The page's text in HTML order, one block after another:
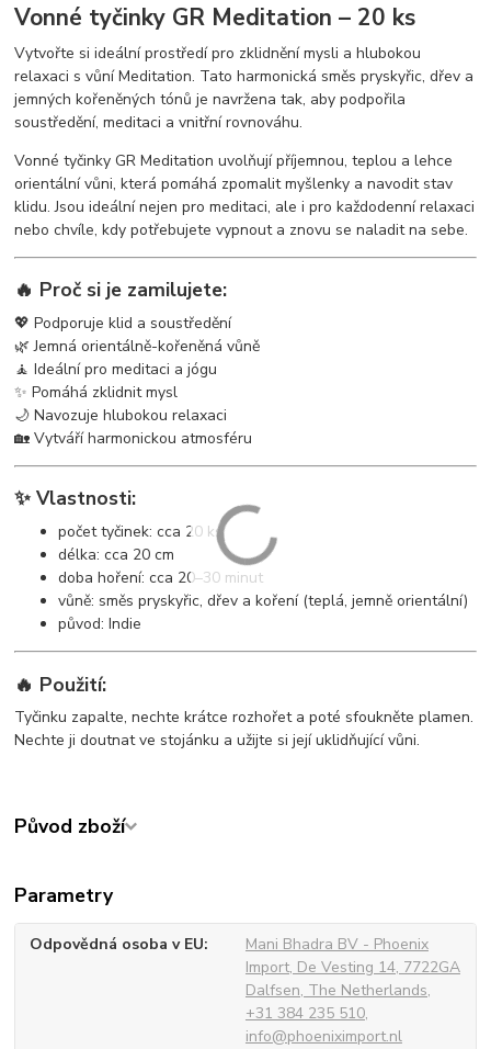
Vonné tyčinky GR Meditation – 20 ks
Vytvořte si ideální prostředí pro zklidnění mysli a hlubokou
relaxaci s vůní Meditation. Tato harmonická směs pryskyřic, dřev a
jemných kořeněných tónů je navržena tak, aby podpořila
soustředění, meditaci a vnitřní rovnováhu.
Vonné tyčinky GR Meditation uvolňují příjemnou, teplou a lehce
orientální vůni, která pomáhá zpomalit myšlenky a navodit stav
klidu. Jsou ideální nejen pro meditaci, ale i pro každodenní relaxaci
nebo chvíle, kdy potřebujete vypnout a znovu se naladit na sebe.
🔥 Proč si je zamilujete:
💖 Podporuje klid a soustředění
🌿 Jemná orientálně-kořeněná vůně
🧘 Ideální pro meditaci a jógu
✨ Pomáhá zklidnit mysl
🌙 Navozuje hlubokou relaxaci
🏡 Vytváří harmonickou atmosféru
✨ Vlastnosti:
počet tyčinek: cca 20 ks
délka: cca 20 cm
doba hoření: cca 20–30 minut
vůně: směs pryskyřic, dřev a koření (teplá, jemně orientální)
původ: Indie
🔥 Použití:
Tyčinku zapalte, nechte krátce rozhořet a poté sfoukněte plamen.
Nechte ji doutnat ve stojánku a užijte si její uklidňující vůni.
Původ zboží
Parametry
Odpovědná osoba v EU
Mani Bhadra BV - Phoenix
Import, De Vesting 14, 7722GA
Dalfsen, The Netherlands,
+31 384 235 510,
info@phoeniximport.nl